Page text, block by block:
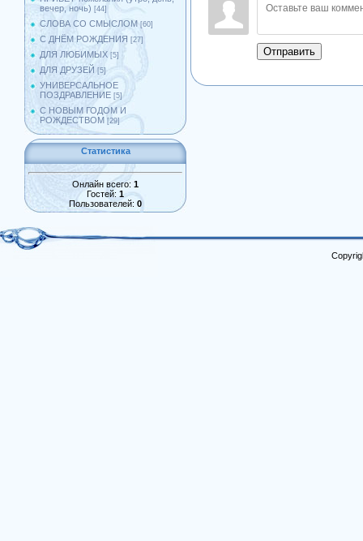
вечер, ночь) [44]
СЛОВА СО СМЫСЛОМ [60]
С ДНЁМ РОЖДЕНИЯ [27]
ДЛЯ ЛЮБИМЫХ [5]
ДЛЯ ДРУЗЕЙ [5]
УНИВЕРСАЛЬНОЕ
ПОЗДРАВЛЕНИЕ [5]
С НОВЫМ ГОДОМ И
РОЖДЕСТВОМ [29]
Статистика
Онлайн всего: 1
Гостей: 1
Пользователей: 0
Отправить